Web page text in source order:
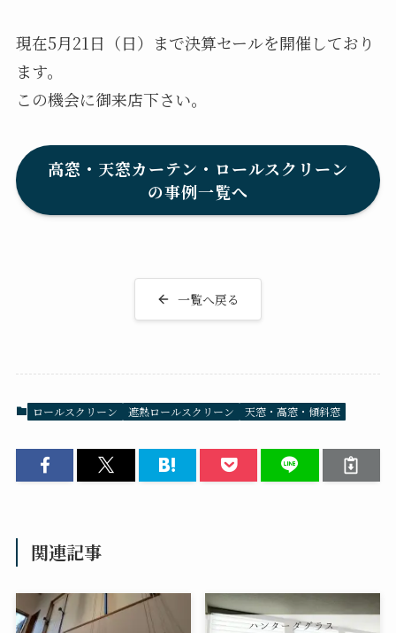
現在5月21日（日）まで決算セールを開催しており
ます。
この機会に御来店下さい。
高窓・天窓カーテン・ロールスクリーン
の事例一覧へ
一覧へ戻る
ロールスクリーン 遮熱ロールスクリーン 天窓・高窓・傾斜窓
関連記事